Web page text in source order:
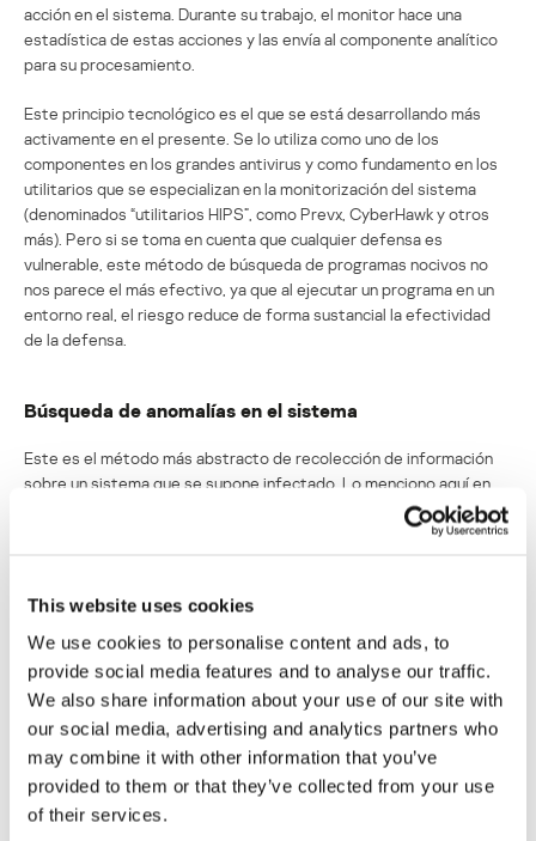
This website uses cookies
We use cookies to personalise content and ads, to
provide social media features and to analyse our traffic.
We also share information about your use of our site with
our social media, advertising and analytics partners who
may combine it with other information that you’ve
provided to them or that they’ve collected from your use
of their services.
acción en el sistema. Durante su trabajo, el monitor hace una
estadística de estas acciones y las envía al componente analítico
para su procesamiento.
Este principio tecnológico es el que se está desarrollando más
activamente en el presente. Se lo utiliza como uno de los
componentes en los grandes antivirus y como fundamento en los
utilitarios que se especializan en la monitorización del sistema
(denominados “utilitarios HIPS”, como Prevx, CyberHawk y otros
más). Pero si se toma en cuenta que cualquier defensa es
vulnerable, este método de búsqueda de programas nocivos no
nos parece el más efectivo, ya que al ejecutar un programa en un
entorno real, el riesgo reduce de forma sustancial la efectividad
de la defensa.
Búsqueda de anomalías en el sistema
Este es el método más abstracto de recolección de información
sobre un sistema que se supone infectado. Lo menciono aquí en
primer lugar como continuación lógica y límite de abstracción en la
el sistema operativo junto a los programas que se ejecutan en
el mismo es un sistema integral;
le es inherente cierto “estado del sistema”;
si en este entorno se está ejecutando un código nocivo, el
estado del sistema se considera “enfermo” y se diferencia del
estado “saludable” de un sistema que no contiene código
nocivo;